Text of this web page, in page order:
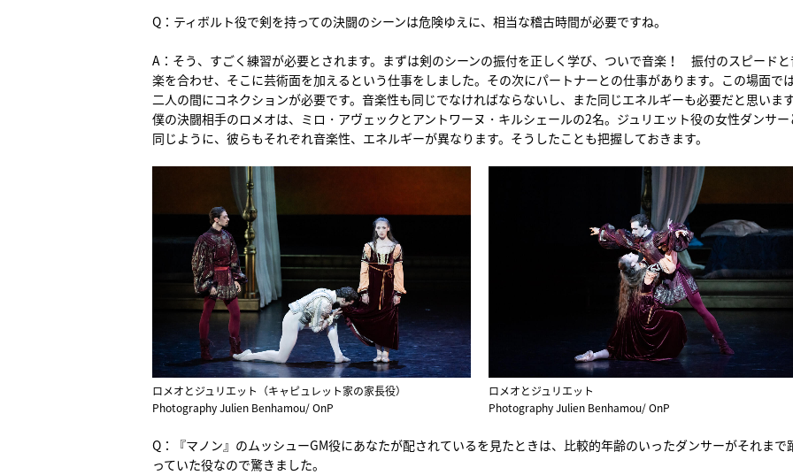
Q：ティボルト役で剣を持っての決闘のシーンは危険ゆえに、相当な稽古時間が必要ですね。
A：そう、すごく練習が必要とされます。まずは剣のシーンの振付を正しく学び、ついで音楽！ 振付のスピード
楽を合わせ、そこに芸術面を加えるという仕事をしました。その次にパートナーとの仕事があります。この場面で
二人の間にコネクションが必要です。音楽性も同じでなければならないし、また同じエネルギーも必要だと思います
僕の決闘相手のロメオは、ミロ・アヴェックとアントワーヌ・キルシェールの2名。ジュリエット役の女性ダンサー
同じように、彼らもそれぞれ音楽性、エネルギーが異なります。そうしたことも把握しておきます。
ロメオとジュリエット（キャピュレット家の家長役）
Photography Julien Benhamou/ OnP
ロメオとジュリエット
Photography Julien Benhamou/ OnP
Q：『マノン』のムッシューGM役にあなたが配されているを見たときは、比較的年齢のいったダンサーがそれまで
っていた役なので驚きました。